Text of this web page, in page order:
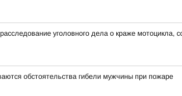
уголовного дела о краже
обстоятельства гибели мужчины при пожаре